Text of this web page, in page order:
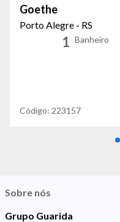
Goethe
Porto Alegre - RS
1 Banheiro
Código: 223157
Sobre nós
Grupo Guarida